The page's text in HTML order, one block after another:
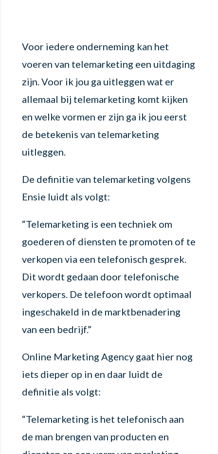
Voor iedere onderneming kan het
voeren van telemarketing een uitdaging
zijn. Voor ik jou ga uitleggen wat er
allemaal bij telemarketing komt kijken
en welke vormen er zijn ga ik jou eerst
de betekenis van telemarketing
uitleggen.
De definitie van telemarketing volgens
Ensie luidt als volgt:
“Telemarketing is een techniek om
goederen of diensten te promoten of te
verkopen via een telefonisch gesprek.
Dit wordt gedaan door telefonische
verkopers. De telefoon wordt optimaal
ingeschakeld in de marktbenadering
van een bedrijf.”
Online Marketing Agency gaat hier nog
iets dieper op in en daar luidt de
definitie als volgt:
“Telemarketing is het telefonisch aan
de man brengen van producten en